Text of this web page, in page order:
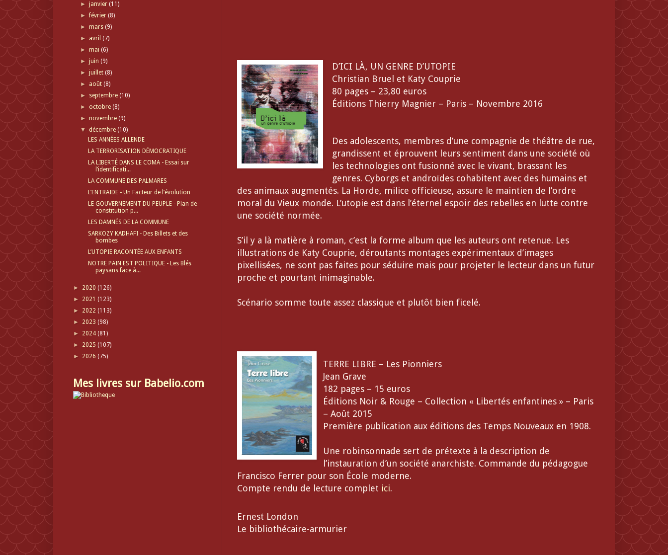
D’ICI LÀ, UN GENRE D’UTOPIE
Christian Bruel et Katy Couprie
80 pages – 23,80 euros
Éditions Thierry Magnier – Paris – Novembre 2016
Des adolescents, membres d’une compagnie de théâtre de rue,
grandissent et éprouvent leurs sentiment dans une société où
les technologies ont fusionné avec le vivant, brassant les
genres. Cyborgs et androïdes cohabitent avec des humains et
des animaux augmentés. La Horde, milice officieuse, assure le maintien de l’ordre
moral du Vieux monde. L’utopie est dans l’éternel espoir des rebelles en lutte contre
une société normée.
S’il y a là matière à roman, c’est la forme album que les auteurs ont retenue. Les
illustrations de Katy Couprie, déroutants montages expérimentaux d’images
pixellisées, ne sont pas faites pour séduire mais pour projeter le lecteur dans un futur
proche et pourtant inimaginable.
Scénario somme toute assez classique et plutôt bien ficelé.
TERRE LIBRE – Les Pionniers
Jean Grave
182 pages – 15 euros
Éditions Noir & Rouge – Collection « Libertés enfantines » – Paris
– Août 2015
Première publication aux éditions des Temps Nouveaux en 1908.
Une robinsonnade sert de prétexte à la description de
l’instauration d’un société anarchiste. Commande du pédagogue
Francisco Ferrer pour son École moderne.
Compte rendu de lecture complet ici.
Ernest London
Le bibliothécaire-armurier
►janvier(11)
►février(8)
►mars(9)
► avril(7)
►mai(6)
►juin(9)
►juillet(8)
► août(8)
► septembre(10)
► octobre(8)
►novembre(9)
▼décembre(10)
LES ANNÉES ALLENDE
LA TERRORISATION DÉMOCRATIQUE
LA LIBERTÉ DANS LE COMA - Essai sur
l’identificati...
LA COMMUNE DES PALMARES
L’ENTRAIDE - Un Facteur de l’évolution
LE GOUVERNEMENT DU PEUPLE - Plan de
constitution p...
LES DAMNÉS DE LA COMMUNE
SARKOZY KADHAFI - Des Billets et des
bombes
L’UTOPIE RACONTÉE AUX ENFANTS
NOTRE PAIN EST POLITIQUE - Les Blés
paysans face à...
► 2020 (126)
► 2021 (123)
► 2022 (113)
► 2023 (98)
► 2024 (81)
► 2025 (107)
► 2026 (75)
Mes livres sur Babelio.com